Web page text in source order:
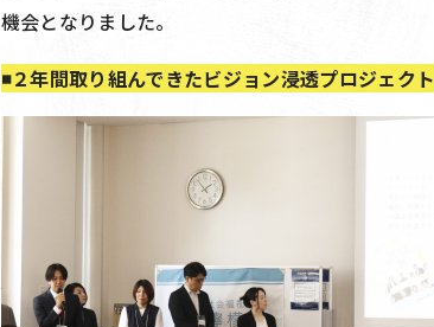
機会となりました。
◾️２年間取り組んできたビジョン浸透プロジェクト